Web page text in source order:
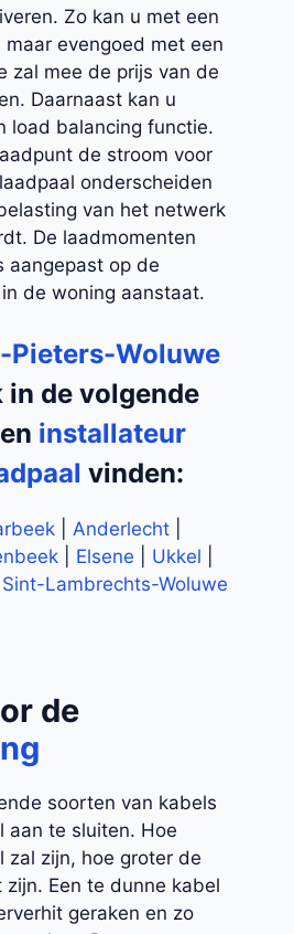
Zo kan u met een
evengoed met een
zal mee de prijs van de
Daarnaast kan u
load balancing functie.
de stroom voor
onderscheiden
van het netwerk
De laadmomenten
aangepast op de
de woning aanstaat.
Pieters-Woluwe
in de volgende
installateur
vinden:
Anderlecht
Elsene Ukkel
Sint-Lambrechts-Woluwe
de
soorten van kabels
aan te sluiten. Hoe
zal zijn, hoe groter de
Een te dunne kabel
geraken en zo